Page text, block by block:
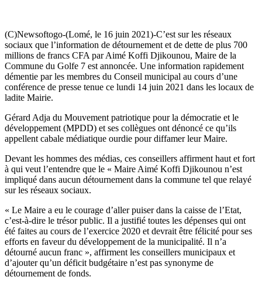
(C)Newsoftogo-(Lomé, le 16 juin 2021)-C’est sur les réseaux
sociaux que l’information de détournement et de dette de plus 700
millions de francs CFA par Aimé Koffi Djikounou, Maire de la
Commune du Golfe 7 est annoncée. Une information rapidement
démentie par les membres du Conseil municipal au cours d’une
conférence de presse tenue ce lundi 14 juin 2021 dans les locaux de
ladite Mairie.
Gérard Adja du Mouvement patriotique pour la démocratie et le
développement (MPDD) et ses collègues ont dénoncé ce qu’ils
appellent cabale médiatique ourdie pour diffamer leur Maire.
Devant les hommes des médias, ces conseillers affirment haut et fort
à qui veut l’entendre que le « Maire Aimé Koffi Djikounou n’est
impliqué dans aucun détournement dans la commune tel que relayé
sur les réseaux sociaux.
« Le Maire a eu le courage d’aller puiser dans la caisse de l’Etat,
c’est-à-dire le trésor public. Il a justifié toutes les dépenses qui ont
été faites au cours de l’exercice 2020 et devrait être félicité pour ses
efforts en faveur du développement de la municipalité. Il n’a
détourné aucun franc », affirment les conseillers municipaux et
d’ajouter qu’un déficit budgétaire n’est pas synonyme de
détournement de fonds.